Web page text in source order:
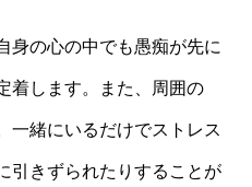
身の心の中でも愚痴が先に
着します。また、周囲の
一緒にいるだけでストレス
引きずられたりすることが